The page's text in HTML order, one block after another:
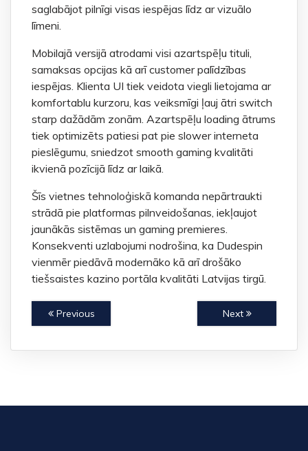
saglabājot pilnīgi visas iespējas līdz ar vizuālo
līmeni.
Mobilajā versijā atrodami visi azartspēļu tituli,
samaksas opcijas kā arī customer palīdzības
iespējas. Klienta UI tiek veidota viegli lietojama ar
komfortablu kurzoru, kas veiksmīgi ļauj ātri switch
starp dažādām zonām. Azartspēļu loading ātrums
tiek optimizēts patiesi pat pie slower interneta
pieslēgumu, sniedzot smooth gaming kvalitāti
ikvienā pozīcijā līdz ar laikā.
Šīs vietnes tehnoloģiskā komanda nepārtraukti
strādā pie platformas pilnveidošanas, iekļaujot
jaunākās sistēmas un gaming premieres.
Konsekventi uzlabojumi nodrošina, ka Dudespin
vienmēr piedāvā modernāko kā arī drošāko
tiešsaistes kazino portāla kvalitāti Latvijas tirgū.
Previous Next